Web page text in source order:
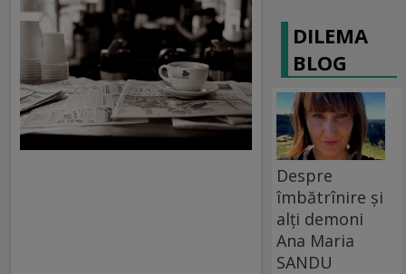
DILEMA
BLOG
Despre
îmbătrînire și
alți demoni
Ana Maria
SANDU